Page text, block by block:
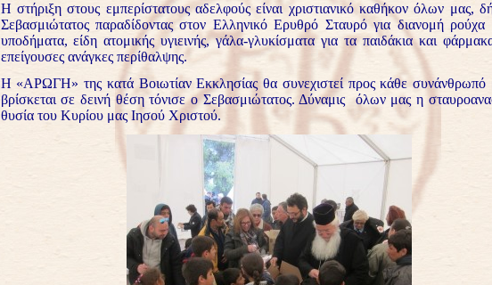
Η στήριξη στους εμπερίστατους αδελφούς είναι χριστιανικό καθήκον όλων μας,
Σεβασμιώτατος παραδίδοντας στον Ελληνικό Ερυθρό Σταυρό για διανομή ρούχα
υποδήματα, είδη ατομικής υγιεινής, γάλα-γλυκίσματα για τα παιδάκια και
επείγουσες ανάγκες περίθαλψης.
Η «ΑΡΩΓΗ» της κατά Βοιωτίαν Εκκλησίας θα συνεχιστεί προς κάθε συνάνθρωπό
βρίσκεται σε δεινή θέση τόνισε ο Σεβασμιώτατος.Δύναμις όλων μας η
θυσία του Κυρίου μας Ιησού Χριστού.